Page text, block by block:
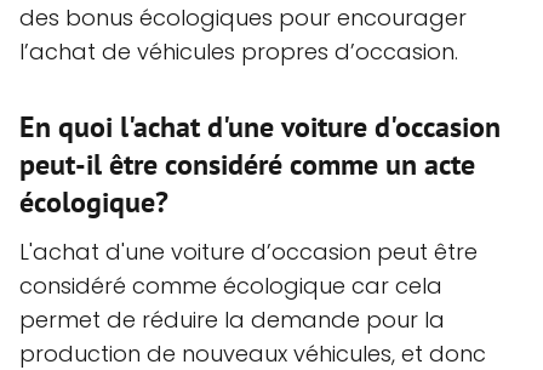
des bonus écologiques pour encourager
l’achat de véhicules propres d’occasion.
En quoi l'achat d'une voiture d'occasion
peut-il être considéré comme un acte
écologique?
L'achat d'une voiture d’occasion peut être
considéré comme écologique car cela
permet de réduire la demande pour la
production de nouveaux véhicules, et donc